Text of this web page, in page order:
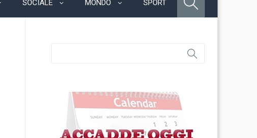
SOCIALE MONDO SPORT